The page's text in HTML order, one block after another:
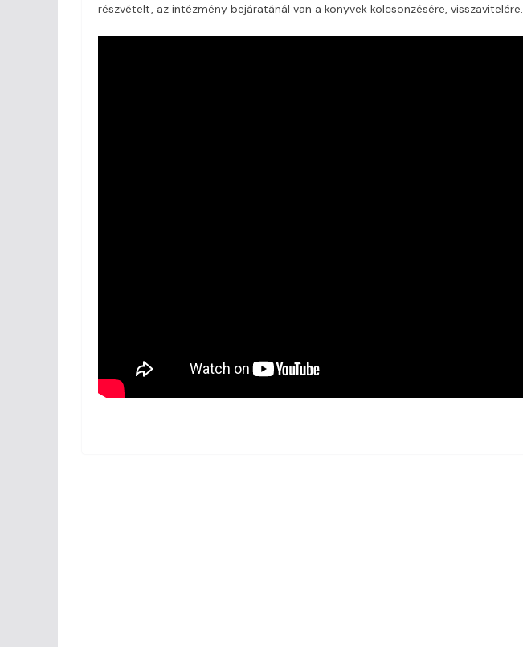
részvételt, az intézmény bejáratánál van a könyvek kölcsönzésére, visszavitelére.